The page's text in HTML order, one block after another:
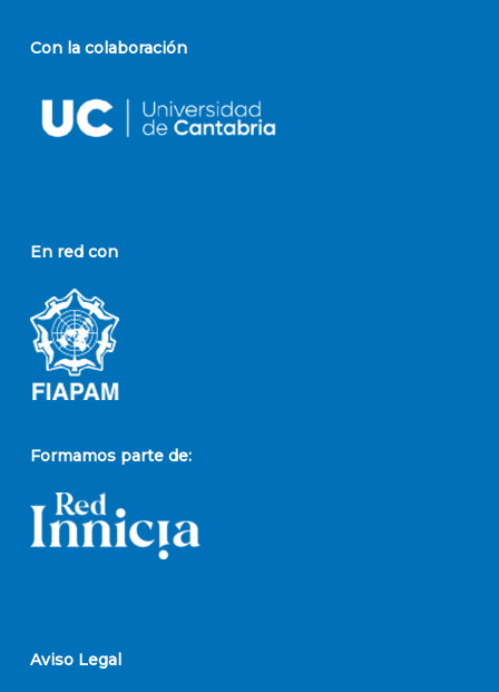
Con la colaboración
En red con
Formamos parte de:
Aviso Legal